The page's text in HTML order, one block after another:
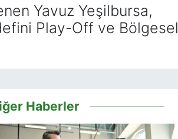
Yavuz Yeşilbursa,
Play-Off ve Bölgesel
Haberler